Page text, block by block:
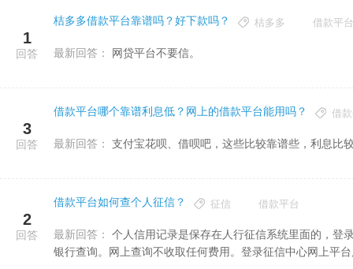
1
回答
桔多多借款平台靠谱吗？好下款吗？ 桔多多 借款平台
最新回答： 网贷平台不要信。
3
回答
借款平台哪个靠谱利息低？网上的借款平台能用吗？ 借
最新回答： 支付宝花呗、借呗吧，这些比较靠谱些，利息比
2
回答
借款平台如何查个人征信？ 征信 借款平台
最新回答：
银行查询。网上查询不收取任何费用。登录征信中心网上平